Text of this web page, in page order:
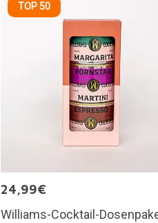
TOP 50
24,99€
Williams-Cocktail-